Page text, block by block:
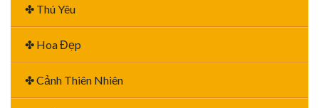
✤ Thú Yêu
✤ Hoa Đẹp
✤ Cảnh Thiên Nhiên